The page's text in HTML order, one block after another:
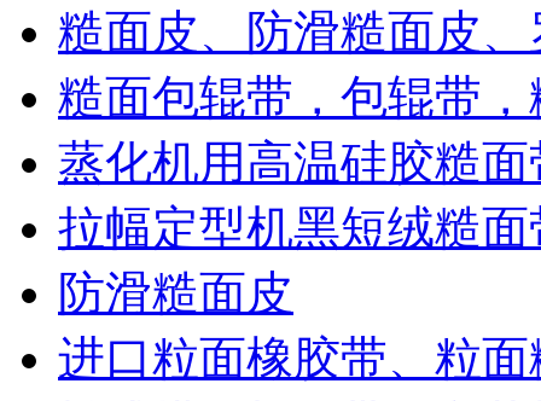
糙面皮、防滑糙面皮
糙面包辊带，包辊带
蒸化机用高温硅胶糙面
拉幅定型机黑短绒糙面
防滑糙面皮
进口粒面橡胶带、粒